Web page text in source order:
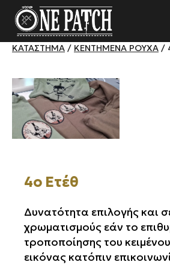
ΚΑΤΆΣΤΗΜΑ / ΚΕΝΤΗΜΈΝΑ ΡΟΎΧΑ /
4ο Ετέθ
Δυνατότητα επιλογής και
χρωματισμούς εάν το
τροποποίησης του
εικόνας κατόπιν